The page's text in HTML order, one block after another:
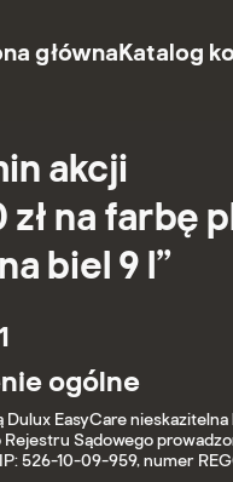
głównaKatalog
akcji
na farbę
biel 9 l”
ogólne
EasyCare nieskazitelna
Sądowego
10-09-959, numer